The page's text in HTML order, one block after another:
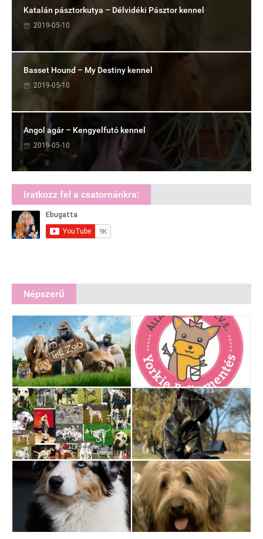
Katalán pásztorkutya – Délvidéki Pásztor kennel
2019-05-10
Basset Hound – My Destiny kennel
2019-05-10
Angol agár – Kengyelfutó kennel
2019-05-10
Iratkozz fel a csatornánkra:
Népszerű